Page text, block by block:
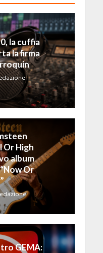
la cuffia
la firma
Or High
album
Or
GEMA: